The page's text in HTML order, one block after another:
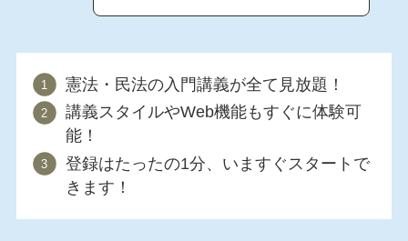
憲法・民法の入門講義が全て見放題！
講義スタイルやWeb機能もすぐに体験可
能！
登録はたったの1分、いますぐスタートで
きます！